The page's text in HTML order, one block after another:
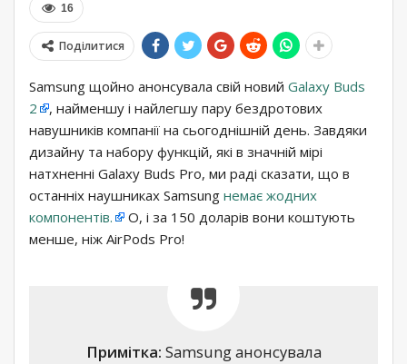
16
Поділитися
Samsung щойно анонсувала свій новий Galaxy Buds
2
, найменшу і найлегшу пару бездротових
навушників компанії на сьогоднішній день. Завдяки
дизайну та набору функцій, які в значній мірі
натхненні Galaxy Buds Pro, ми раді сказати, що в
останніх наушниках Samsung немає жодних
компонентів.
О, і за 150 доларів вони коштують
менше, ніж AirPods Pro!
Примітка: Samsung анонсувала